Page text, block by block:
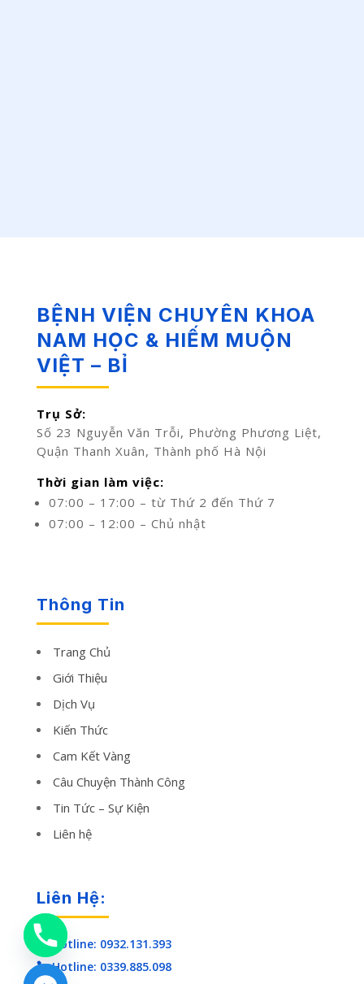
BỆNH VIỆN CHUYÊN KHOA
NAM HỌC & HIẾM MUỘN
VIỆT – BỈ
Trụ Sở:
Số 23 Nguyễn Văn Trỗi, Phường Phương Liệt,
Quận Thanh Xuân, Thành phố Hà Nội
Thời gian làm việc:
07:00 – 17:00 – từ Thứ 2 đến Thứ 7
07:00 – 12:00 – Chủ nhật
Thông Tin
Trang Chủ
Giới Thiệu
Dịch Vụ
Kiến Thức
Cam Kết Vàng
Câu Chuyện Thành Công
Tin Tức – Sự Kiện
Liên hệ
Liên Hệ:
 Hotline: 0932.131.393
 Hotline: 0339.885.098